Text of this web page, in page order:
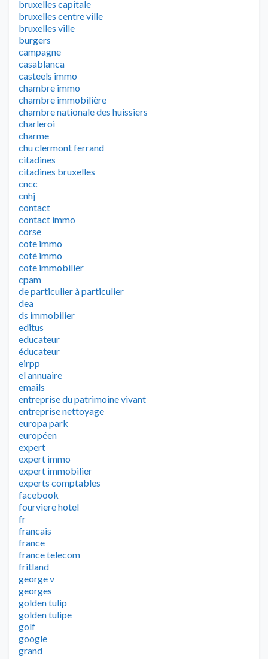
bruxelles capitale
bruxelles centre ville
bruxelles ville
burgers
campagne
casablanca
casteels immo
chambre immo
chambre immobilière
chambre nationale des huissiers
charleroi
charme
chu clermont ferrand
citadines
citadines bruxelles
cncc
cnhj
contact
contact immo
corse
cote immo
coté immo
cote immobilier
cpam
de particulier à particulier
dea
ds immobilier
editus
educateur
éducateur
eirpp
el annuaire
emails
entreprise du patrimoine vivant
entreprise nettoyage
europa park
européen
expert
expert immo
expert immobilier
experts comptables
facebook
fourviere hotel
fr
francais
france
france telecom
fritland
george v
georges
golden tulip
golden tulipe
golf
google
grand